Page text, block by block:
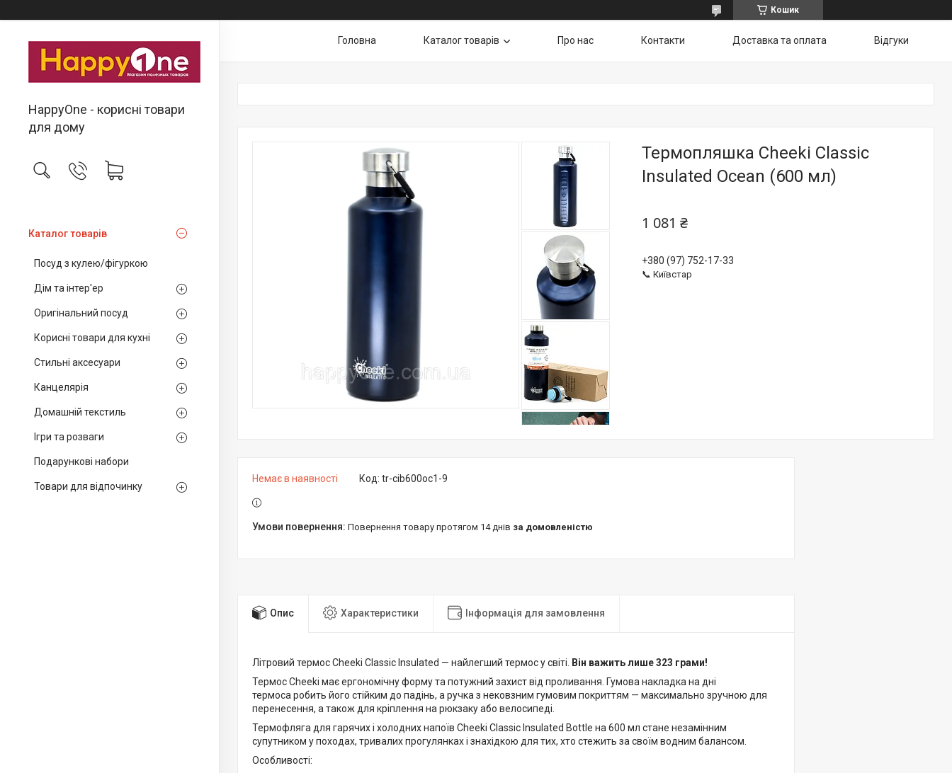
Кошик
HappyOne - корисні товари
для дому
Каталог товарів
Посуд з кулею/фігуркою
Дім та інтер'ер
Оригінальний посуд
Корисні товари для кухні
Стильні аксесуари
Канцелярія
Домашній текстиль
Ігри та розваги
Подарункові набори
Товари для відпочинку
Головна Каталог товарів Про нас Контакти Доставка та оплата Відгуки
Термопляшка Cheeki Classic
Insulated Ocean (600 мл)
1 081 ₴
+380 (97) 752-17-33
📞 Київстар
Немає в наявності Код: tr-cib600oc1-9
повернення товару протягом 14 днів за домовленістю
Опис Характеристики Інформація для замовлення
Літровий термос Cheeki Classic Insulated — найлегший термос у світі.
Він важить лише 323 грами!
Термос Cheeki має ергономічну форму та потужний захист від проливання. Гумова накладка на дні
термоса робить його стійким до падінь, а ручка з нековзним гумовим покриттям — максимально зручною для
перенесення, а також для кріплення на рюкзаку або велосипеді.
Термофляга для гарячих і холодних напоїв Cheeki Classic Insulated Bottle на 600 мл стане незамінним
супутником у походах, тривалих прогулянках і знахідкою для тих, хто стежить за своїм водним балансом.
Особливості: